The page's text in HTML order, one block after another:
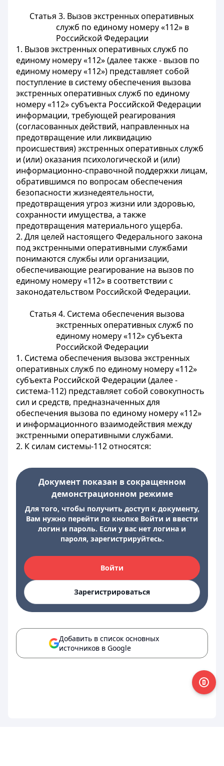
Статья 3. Вызов экстренных оперативных
служб по единому номеру «112» в
Российской Федерации
1. Вызов экстренных оперативных служб по
единому номеру «112» (далее также - вызов по
единому номеру «112») представляет собой
поступление в систему обеспечения вызова
экстренных оперативных служб по единому
номеру «112» субъекта Российской Федерации
информации, требующей реагирования
(согласованных действий, направленных на
предотвращение или ликвидацию
происшествия) экстренных оперативных служб
и (или) оказания психологической и (или)
информационно-справочной поддержки лицам,
обратившимся по вопросам обеспечения
безопасности жизнедеятельности,
предотвращения угроз жизни или здоровью,
сохранности имущества, а также
предотвращения материального ущерба.
2. Для целей настоящего Федерального закона
под экстренными оперативными службами
понимаются службы или организации,
обеспечивающие реагирование на вызов по
единому номеру «112» в соответствии с
законодательством Российской Федерации.
Статья 4. Система обеспечения вызова
экстренных оперативных служб по
единому номеру «112» субъекта
Российской Федерации
1. Система обеспечения вызова экстренных
оперативных служб по единому номеру «112»
субъекта Российской Федерации (далее -
система-112) представляет собой совокупность
сил и средств, предназначенных для
обеспечения вызова по единому номеру «112»
и информационного взаимодействия между
экстренными оперативными службами.
2. К силам системы-112 относятся:
Документ показан в сокращенном
демонстрационном режиме
Для того, чтобы получить доступ к документу,
Вам нужно перейти по кнопке Войти и ввести
логин и пароль. Если у вас нет логина и
пароля, зарегистрируйтесь.
Войти
Зарегистрироваться
Добавить в список основных
источников в Google